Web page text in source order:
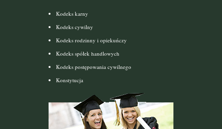
Kodeks karny
Kodeks cywilny
Kodeks rodzinny i opiekuńczy
Kodeks spółek handlowych
Kodeks postępowania cywilnego
Konstytucja